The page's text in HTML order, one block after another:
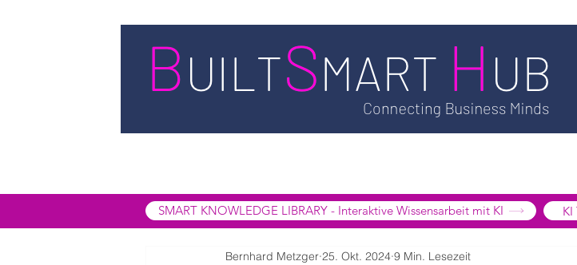
SMART KNOWLEDGE LIBRARY - Interaktive Wissensarbeit mit KI KI
Bernhard Metzger 25. Okt. 2024 9 Min. Lesezeit